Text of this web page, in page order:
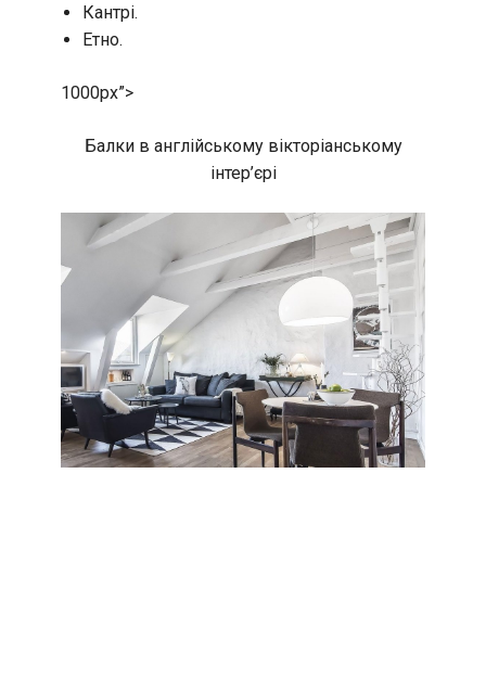
Кантрі.
Етно.
1000px”>
Балки в англійському вікторіанському
інтер’єрі